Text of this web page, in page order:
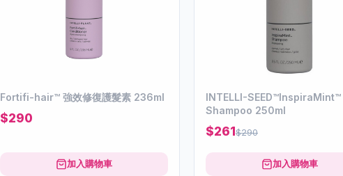
Fortifi-hair™ 強效修復護髮素 236ml
$290
加入購物車
INTELLI-SEED™InspiraMint™
Shampoo 250ml
$261$290
加入購物車